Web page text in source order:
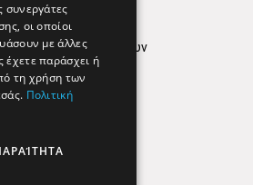
Όροι Χρήσης
προστασίας δεδομένων
Findhere
Social Media
συνεργάτες
οι οποίοι
με άλλες
έχετε παράσχει ή
τη χρήση των
Πολιτική